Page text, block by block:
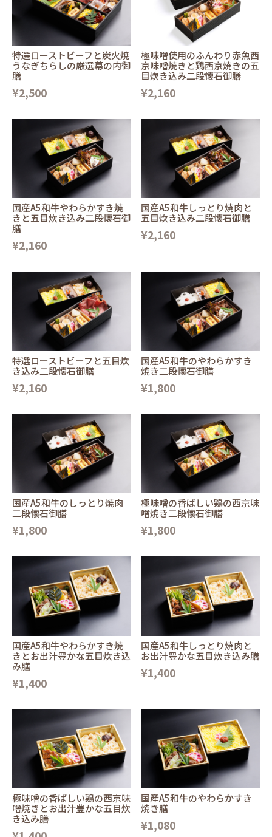
特選ローストビーフと炭火焼
うなぎちらしの厳選幕の内御
膳
¥2,500
極味噌使用のふんわり赤魚西
京味噌焼きと鶏西京焼きの五
目炊き込み二段懐石御膳
¥2,160
国産A5和牛やわらかすき焼
きと五目炊き込み二段懐石御
膳
¥2,160
国産A5和牛しっとり焼肉と
五目炊き込み二段懐石御膳
¥2,160
特選ローストビーフと五目炊
き込み二段懐石御膳
¥2,160
国産A5和牛のやわらかすき
焼き二段懐石御膳
¥1,800
国産A5和牛のしっとり焼肉
二段懐石御膳
¥1,800
極味噌の香ばしい鶏の西京味
噌焼き二段懐石御膳
¥1,800
国産A5和牛やわらかすき焼
きとお出汁豊かな五目炊き込
み膳
¥1,400
国産A5和牛しっとり焼肉と
お出汁豊かな五目炊き込み膳
¥1,400
極味噌の香ばしい鶏の西京味
噌焼きとお出汁豊かな五目炊
き込み膳
国産A5和牛のやわらかすき
焼き膳
¥1,080